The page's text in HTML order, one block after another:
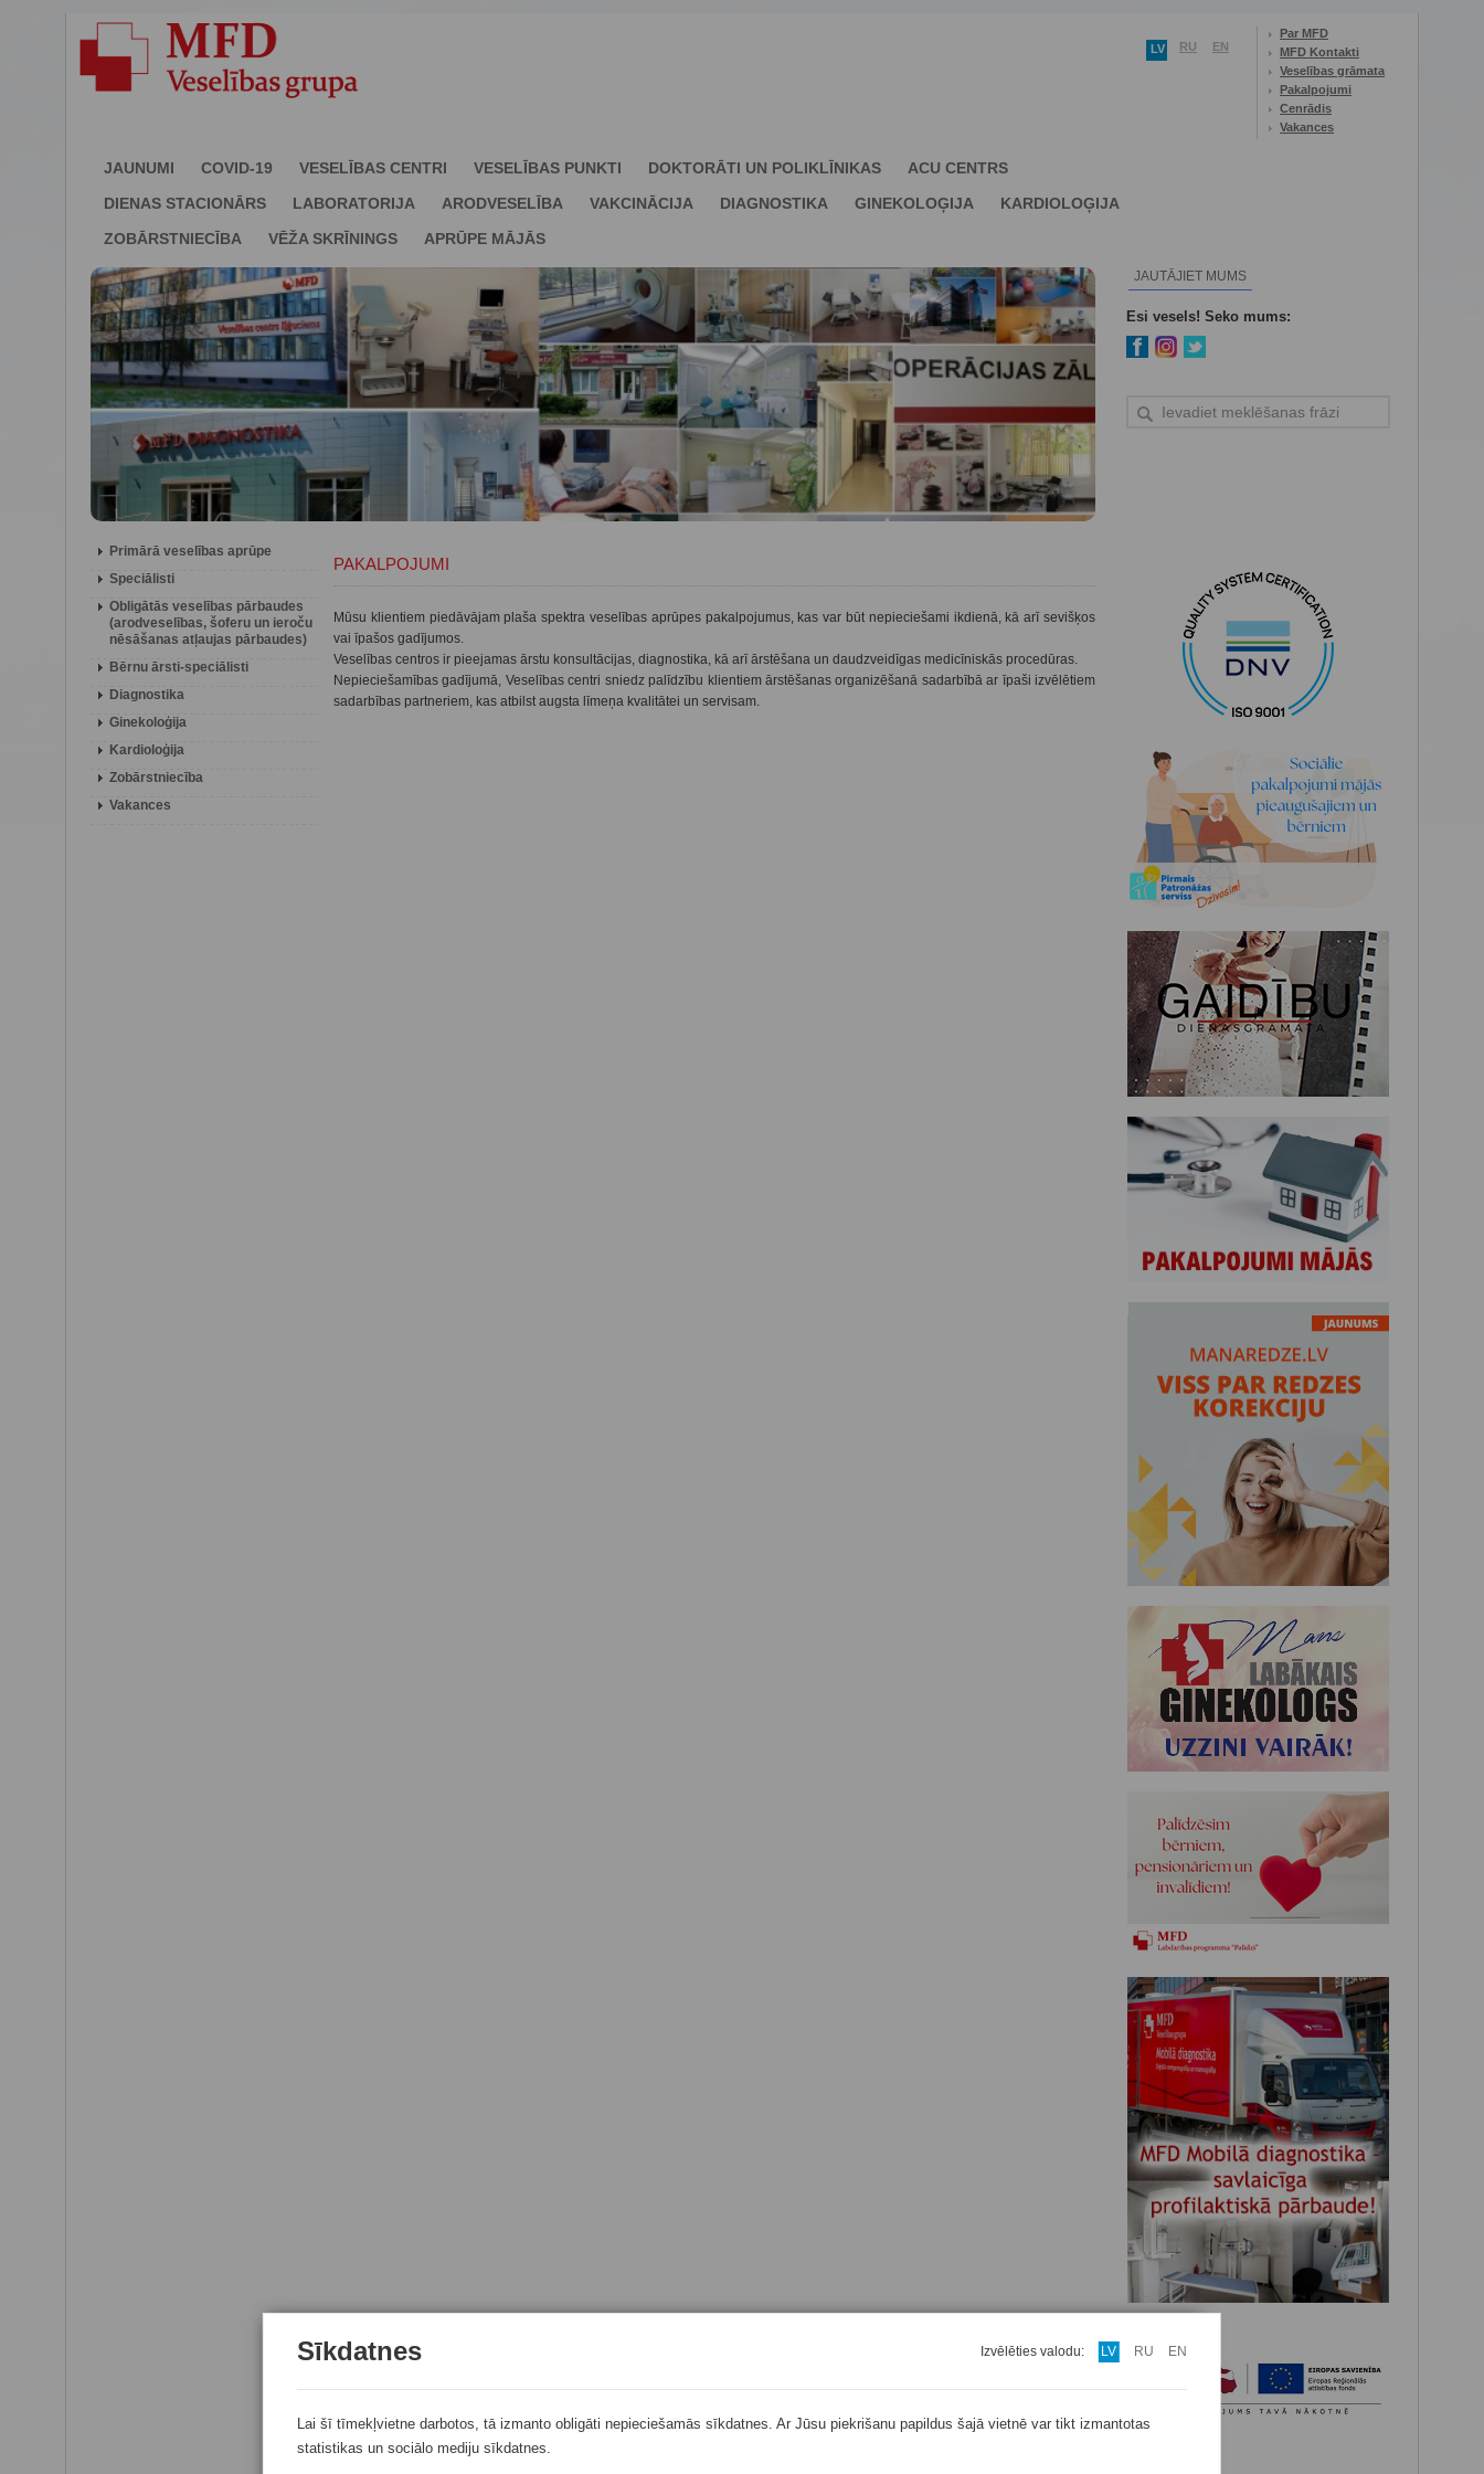
LV RU EN
Par MFD
MFD Kontakti
Veselības grāmata
Pakalpojumi
Cenrādis
Vakances
JAUNUMI COVID-19 VESELĪBAS CENTRI VESELĪBAS PUNKTI DOKTORĀTI UN POLIKLĪNIKAS
ACU CENTRS
DIENAS STACIONĀRS
LABORATORIJA ARODVESELĪBA VAKCINĀCIJA DIAGNOSTIKA GINEKOLOĢIJA
KARDIOLOĢIJA
ZOBĀRSTNIECĪBA
VĒŽA SKRĪNINGS APRŪPE MĀJĀS
JAUTĀJIET MUMS
Esi vesels! Seko mums:
Primārā veselības aprūpe
Speciālisti
Obligātās veselības pārbaudes
(arodveselības, šoferu un ieroču
nēsāšanas atļaujas pārbaudes)
Bērnu ārsti-speciālisti
Diagnostika
Ginekoloģija
Kardioloģija
Zobārstniecība
Vakances
PAKALPOJUMI
Mūsu klientiem piedāvājam plaša spektra veselības aprūpes pakalpojumus, kas var būt nepieciešami ikdienā, kā arī sevišķos
vai īpašos gadījumos.
Veselības centros ir pieejamas ārstu konsultācijas, diagnostika, kā arī ārstēšana un daudzveidīgas medicīniskās procedūras.
Nepieciešamības gadījumā, Veselības centri sniedz palīdzību klientiem ārstēšanas organizēšanā sadarbībā ar īpaši izvēlētiem
sadarbības partneriem, kas atbilst augsta līmeņa kvalitātei un servisam.
Sīkdatnes Izvēlēties valodu: LV RU EN
Lai šī tīmekļvietne darbotos, tā izmanto obligāti nepieciešamās sīkdatnes. Ar Jūsu piekrišanu papildus šajā vietnē var tikt izmantotas
statistikas un sociālo mediju sīkdatnes.